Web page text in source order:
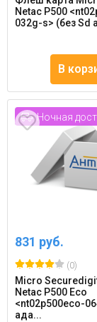
Netac P500
032g-s> (без Sd
В
Ночная
831 руб.
(0)
Micro
Netac P500 Eco
<nt02p500eco-
ада...